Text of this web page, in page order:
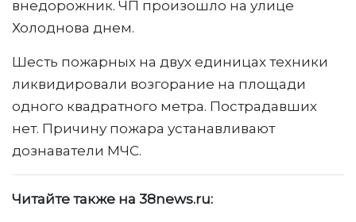
внедорожник. ЧП произошло на улице
Холоднова днем.
Шесть пожарных на двух единицах техники
ликвидировали возгорание на площади
одного квадратного метра. Пострадавших
нет. Причину пожара устанавливают
дознаватели МЧС.
Читайте также на 38news.ru: